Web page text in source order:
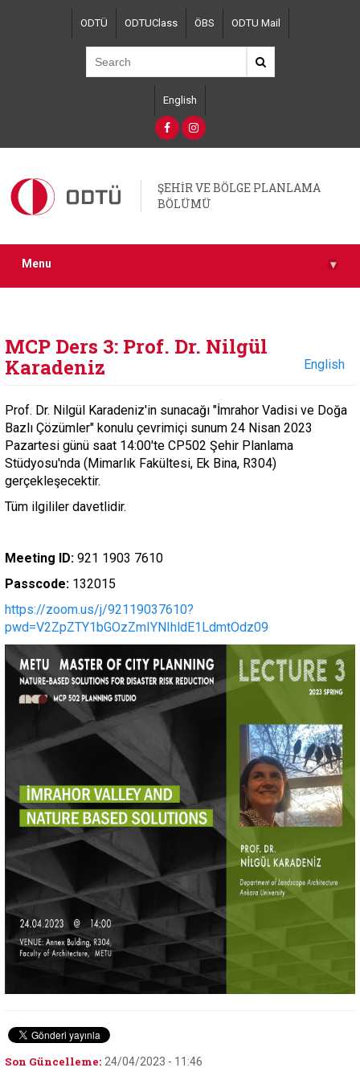
ODTÜ ODTUClass ÖBS ODTU Mail
English
ŞEHİR VE BÖLGE PLANLAMA
BÖLÜMÜ
Menu ▾
MCP Ders 3: Prof. Dr. Nilgül
Karadeniz
English
Prof. Dr. Nilgül Karadeniz'in sunacağı "İmrahor Vadisi ve Doğa
Bazlı Çözümler" konulu çevrimiçi sunum 24 Nisan 2023
Pazartesi günü saat 14:00'te CP502 Şehir Planlama
Stüdyosu'nda (Mimarlık Fakültesi, Ek Bina, R304)
gerçekleşecektir.
Tüm ilgililer davetlidir.
Meeting ID: 921 1903 7610
Passcode: 132015
https://zoom.us/j/92119037610?
pwd=V2ZpZTY1bGOzZmIYNIhldE1LdmtOdz09
Son Güncelleme: 24/04/2023 - 11:46